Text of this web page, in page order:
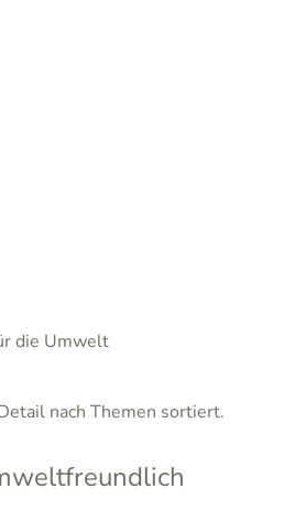
die Umwelt
nach Themen sortiert.